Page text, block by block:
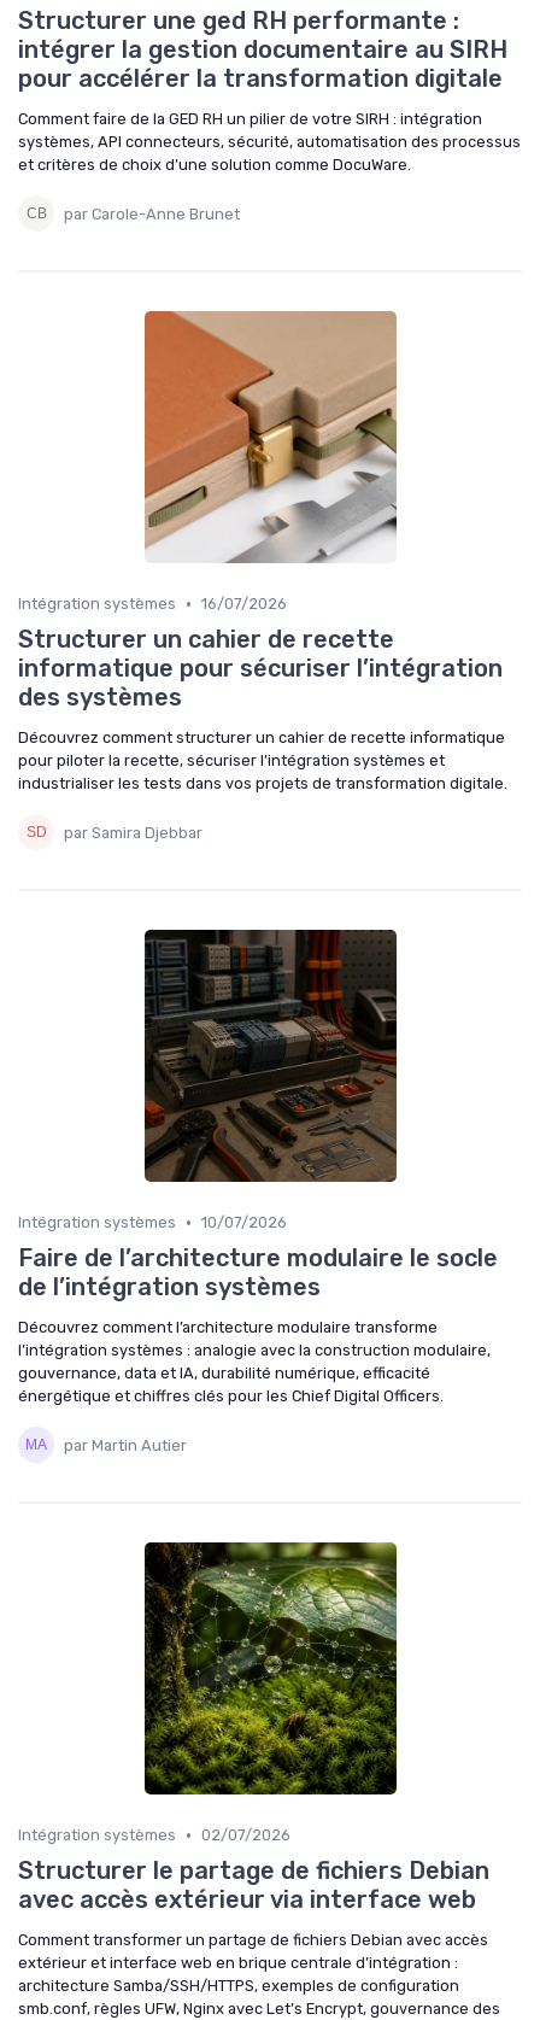
Structurer une ged RH performante :
intégrer la gestion documentaire au SIRH
pour accélérer la transformation digitale
Comment faire de la GED RH un pilier de votre SIRH : intégration
systèmes, API connecteurs, sécurité, automatisation des processus
et critères de choix d’une solution comme DocuWare.
par Carole-Anne Brunet
Intégration systèmes • 16/07/2026
Structurer un cahier de recette
informatique pour sécuriser l’intégration
des systèmes
Découvrez comment structurer un cahier de recette informatique
pour piloter la recette, sécuriser l’intégration systèmes et
industrialiser les tests dans vos projets de transformation digitale.
par Samira Djebbar
Intégration systèmes • 10/07/2026
Faire de l’architecture modulaire le socle
de l’intégration systèmes
Découvrez comment l’architecture modulaire transforme
l’intégration systèmes : analogie avec la construction modulaire,
gouvernance, data et IA, durabilité numérique, efficacité
énergétique et chiffres clés pour les Chief Digital Officers.
par Martin Autier
Intégration systèmes • 02/07/2026
Structurer le partage de fichiers Debian
avec accès extérieur via interface web
Comment transformer un partage de fichiers Debian avec accès
extérieur et interface web en brique centrale d’intégration :
architecture Samba/SSH/HTTPS, exemples de configuration
smb.conf, règles UFW, Nginx avec Let’s Encrypt, gouvernance des